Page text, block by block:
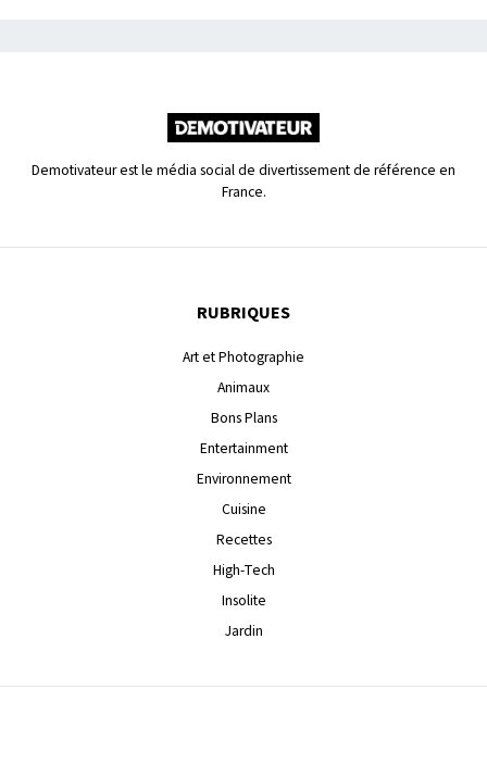
Demotivateur est le média social de divertissement de référence en
France.
RUBRIQUES
Art et Photographie
Animaux
Bons Plans
Entertainment
Environnement
Cuisine
Recettes
High-Tech
Insolite
Jardin